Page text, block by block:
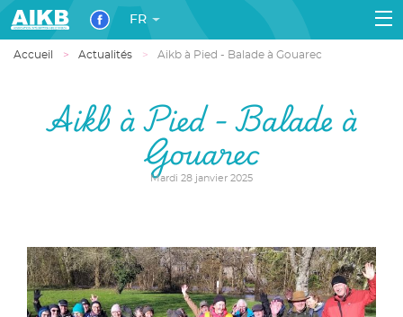
FR
Accueil Actualités Aikb à Pied - Balade à Gouarec
Aikb à Pied - Balade à
Gouarec
Mardi 28 janvier 2025